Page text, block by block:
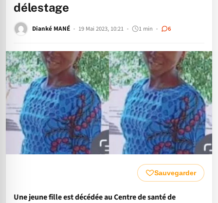
délestage
Dianké MANÉ 19 Mai 2023, 10:21 1 min 6
Sauvegarder
Une jeune fille est décédée au Centre de santé de